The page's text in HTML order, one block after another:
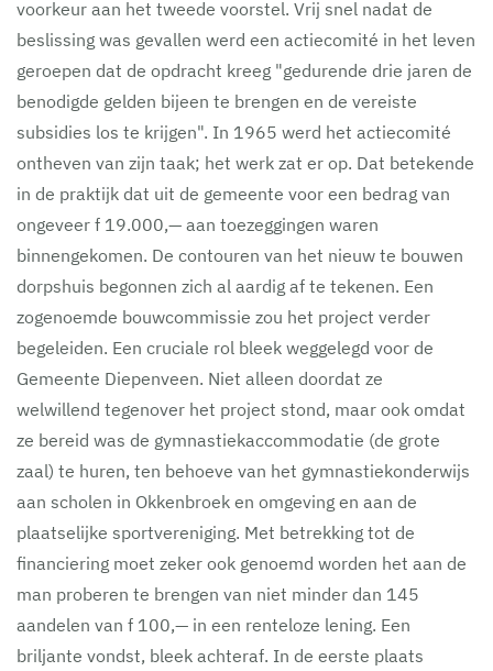
voorkeur aan het tweede voorstel. Vrij snel nadat de
beslissing was gevallen werd een actiecomité in het leven
geroepen dat de opdracht kreeg "gedurende drie jaren de
benodigde gelden bijeen te brengen en de vereiste
subsidies los te krijgen". In 1965 werd het actiecomité
ontheven van zijn taak; het werk zat er op. Dat betekende
in de praktijk dat uit de gemeente voor een bedrag van
ongeveer f 19.000,— aan toezeggingen waren
binnengekomen. De contouren van het nieuw te bouwen
dorpshuis begonnen zich al aardig af te tekenen. Een
zogenoemde bouwcommissie zou het project verder
begeleiden. Een cruciale rol bleek weggelegd voor de
Gemeente Diepenveen. Niet alleen doordat ze
welwillend tegenover het project stond, maar ook omdat
ze bereid was de gymnastiekaccommodatie (de grote
zaal) te huren, ten behoeve van het gymnastiekonderwijs
aan scholen in Okkenbroek en omgeving en aan de
plaatselijke sportvereniging. Met betrekking tot de
financiering moet zeker ook genoemd worden het aan de
man proberen te brengen van niet minder dan 145
aandelen van f 100,— in een renteloze lening. Een
briljante vondst, bleek achteraf. In de eerste plaats